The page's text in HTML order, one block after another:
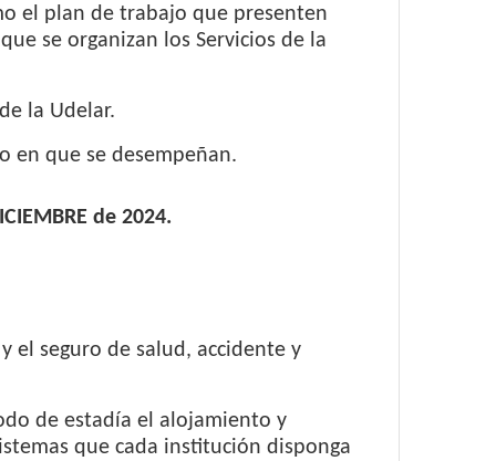
el plan de trabajo que presenten
se organizan los Servicios de la
la Udelar.
en que se desempeñan.
de 2024.
el seguro de salud, accidente y
de estadía el alojamiento y
que cada institución disponga